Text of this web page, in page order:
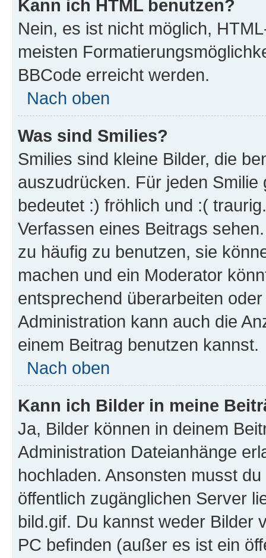
Kann ich HTML benutzen?
Nein, es ist nicht möglich,
meisten
BBCode erreicht werden.
Nach oben
Was sind Smilies?
Smilies sind kleine Bilder, die
auszudrücken. Für jeden
bedeutet :) fröhlich und :(
Verfassen eines Beitrags
zu häufig zu benutzen, sie
machen und ein Moderator
entsprechend überarbeiten
Administration kann auch die
einem Beitrag benutzen kannst.
Nach oben
Kann ich Bilder in meine
Ja, Bilder können in deinem
Administration Dateianhänge
hochladen. Ansonsten musst
öffentlich zugänglichen Server
bild.gif. Du kannst weder Bilder
PC befinden (außer es ist ein